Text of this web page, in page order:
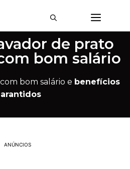
de prato
bom salário
com bom salário e benefícios
ANÚNCIOS